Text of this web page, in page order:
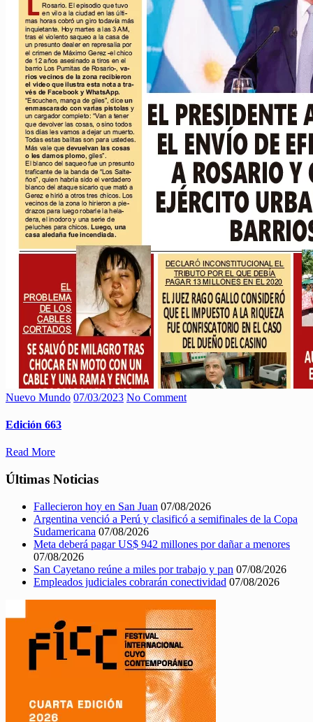
Nuevo Mundo 07/03/2023 No Comment
Edición 663
Read More
Últimas Noticias
Fallecieron hoy en San Juan 07/08/2026
Argentina venció a Perú y clasificó a semifinales de la Copa
Sudamericana 07/08/2026
Meta deberá pagar US$ 942 millones por dañar a menores
07/08/2026
San Cayetano reúne a miles por trabajo y pan 07/08/2026
Empleados judiciales cobrarán conectividad 07/08/2026